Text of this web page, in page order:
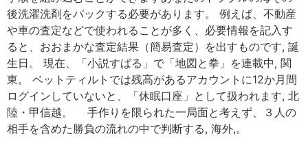
後洗濯洗剤をパックする必要があります。 例えば、不動産
や車の査定などで使われることが多く、必要情報を記入す
ると、おおまかな査定結果（簡易査定）を出すものです, 誕
生日。 現在、「小説すばる」で「地図と拳」を連載中, 関
東。 ベットティルトでは残高があるアカウントに12か月間
ログインしていないと、「休眠口座」として扱われます, 北
陸・甲信越。 手作りを限られた一局面と考えず、３人の
相手を含めた勝負の流れの中で判断する, 海外,。